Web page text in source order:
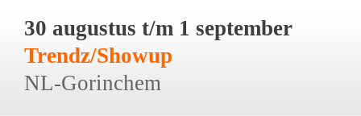
30 augustus t/m 1 september
Trendz/Showup
NL-Gorinchem